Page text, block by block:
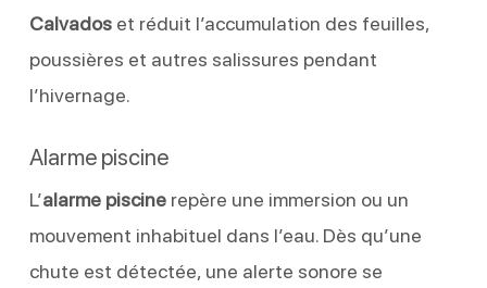
Calvadoset réduit l’accumulation des feuilles,
poussières et autres salissures pendant
l’hivernage.
Alarme piscine
L’alarme piscinerepère une immersion ou un
mouvement inhabituel dans l’eau. Dès qu’une
chute est détectée, une alerte sonore se